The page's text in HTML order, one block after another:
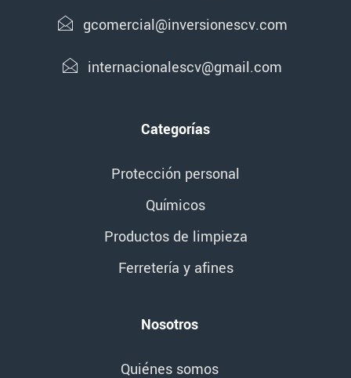
gcomercial@inversionescv.com
internacionalescv@gmail.com
Categorías
Protección personal
Químicos
Productos de limpieza
Ferretería y afines
Nosotros
Quiénes somos